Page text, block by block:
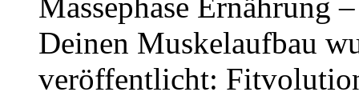
Deinen Muskelaufbau
veröffentlicht: